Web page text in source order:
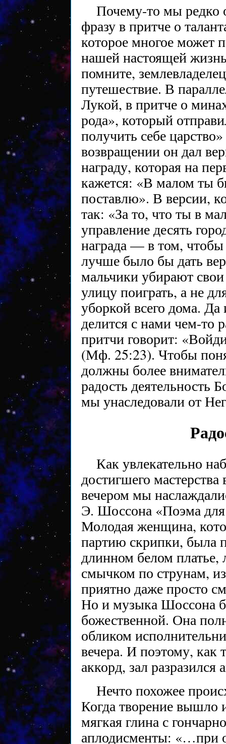
Почему-то мы редко
фразу в притче о
которое многое может
нашей настоящей
помните,
путешествие. В
Лукой, в притче о
рода», который
получить себе
возвращении он дал
награду, которая на
кажется: «В малом ты
поставлю». В версии,
так: «За то, что ты в
управление десять
награда — в том, чтобы
лучше было бы дать
мальчики убирают
улицу поиграть, а не
уборкой всего дома.
делится с нами чем-то
притчи говорит:
(Мф. 25:23). Чтобы
должны более
радость деятельность
мы унаследовали от
Как увлекательно
достигшего
вечером мы
Э. Шоссона «Поэма
Молодая женщина,
партию скрипки, была
длинном белом платье,
смычком по струнам,
приятно даже просто
Но и музыка Шоссона
божественной. Она
обликом
вечера. И поэтому, как
аккорд, зал
Нечто похожее
Когда творение вышло
мягкая глина с
аплодисменты: «…при